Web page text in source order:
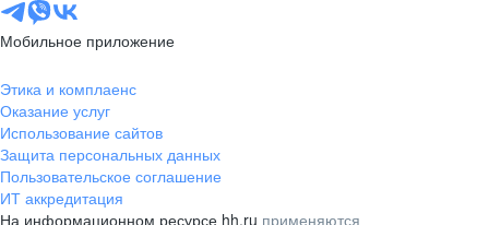
Мобильное приложение
Этика и комплаенс
Оказание услуг
Использование сайтов
Защита персональных данных
Пользовательское соглашение
ИТ аккредитация
На информационном ресурсе hh.ru применяются